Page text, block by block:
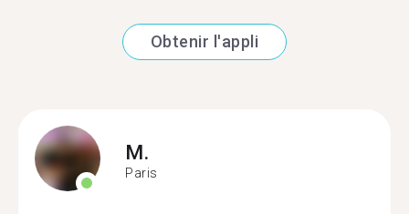
Obtenir l'appli
M.
Paris